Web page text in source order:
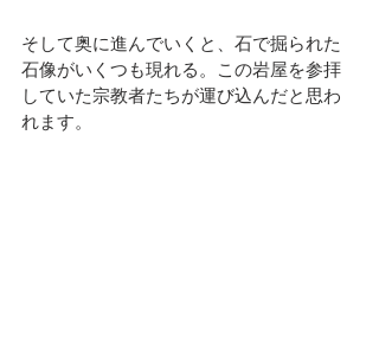
そして奥に進んでいくと、石で掘られた
石像がいくつも現れる。この岩屋を参拝
していた宗教者たちが運び込んだと思わ
れます。